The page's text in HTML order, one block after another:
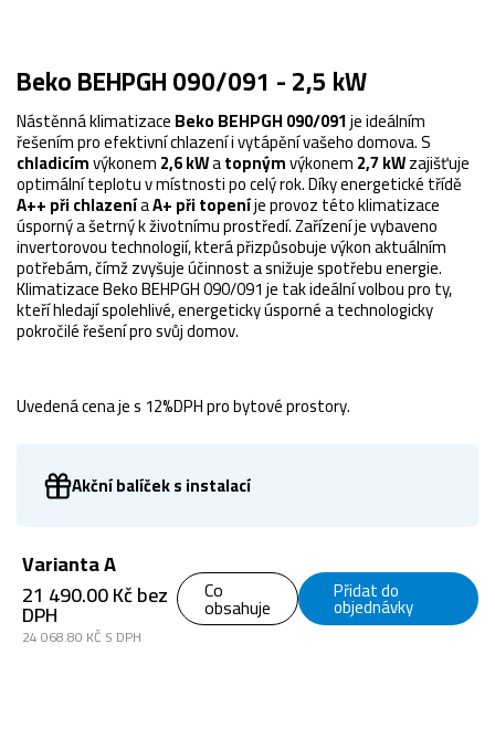
Beko BEHPGH 090/091 - 2,5 kW
​Nástěnná klimatizaceBeko BEHPGH 090/091je ideálním
řešením pro efektivní chlazení i vytápění vašeho domova. S
chladicímvýkonem2,6 kWatopnýmvýkonem2,7 kWzajišťuje
optimální teplotu v místnosti po celý rok. Díky energetické třídě
A++ při chlazeníaA+ při topeníje provoz této klimatizace
úsporný a šetrný k životnímu prostředí. Zařízení je vybaveno
invertorovou technologií, která přizpůsobuje výkon aktuálním
potřebám, čímž zvyšuje účinnost a snižuje spotřebu energie.
Klimatizace Beko BEHPGH 090/091 je tak ideální volbou pro ty,
kteří hledají spolehlivé, energeticky úsporné a technologicky
pokročilé řešení pro svůj domov.
Uvedená cena je s 12%DPH pro bytové prostory.
Akční balíček s instalací
Varianta A
21 490.00 Kč bez
DPH
24 068.80 KČ S DPH
Co
obsahuje
Přidat do
objednávky